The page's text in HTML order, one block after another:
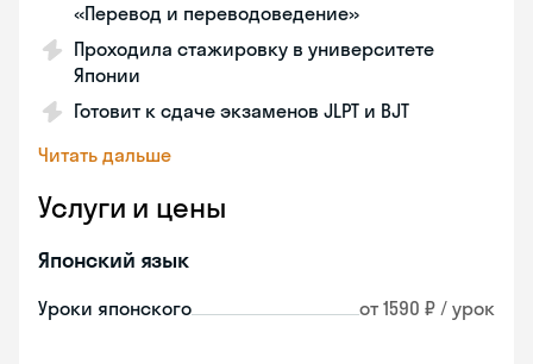
«Перевод и переводоведение»
Проходила стажировку в университете
Японии
Готовит к сдаче экзаменов JLPT и BJT
Читать дальше
Услуги и цены
Японский язык
Уроки японского от 1590 ₽ / урок